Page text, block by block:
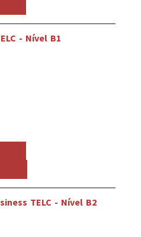
- Nível B1
TELC - Nível B2